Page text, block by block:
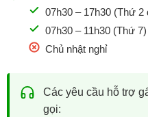
07h30 – 17h30 (Thứ 2
07h30 – 11h30 (Thứ 7)
Chủ nhật nghỉ
Các yêu cầu hỗ trợ
gọi: